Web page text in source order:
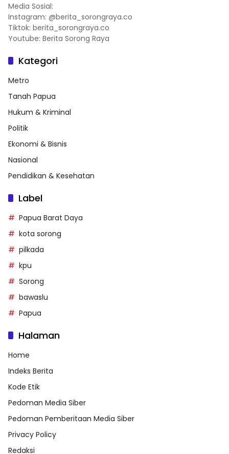
Media Sosial:
Instagram: @berita_sorongraya.co
Tiktok: berita_sorongraya.co
Youtube: Berita Sorong Raya
Kategori
Metro
Tanah Papua
Hukum & Kriminal
Politik
Ekonomi & Bisnis
Nasional
Pendidikan & Kesehatan
Label
Papua Barat Daya
kota sorong
pilkada
kpu
Sorong
bawaslu
Papua
Halaman
Home
Indeks Berita
Kode Etik
Pedoman Media Siber
Pedoman Pemberitaan Media Siber
Privacy Policy
Redaksi